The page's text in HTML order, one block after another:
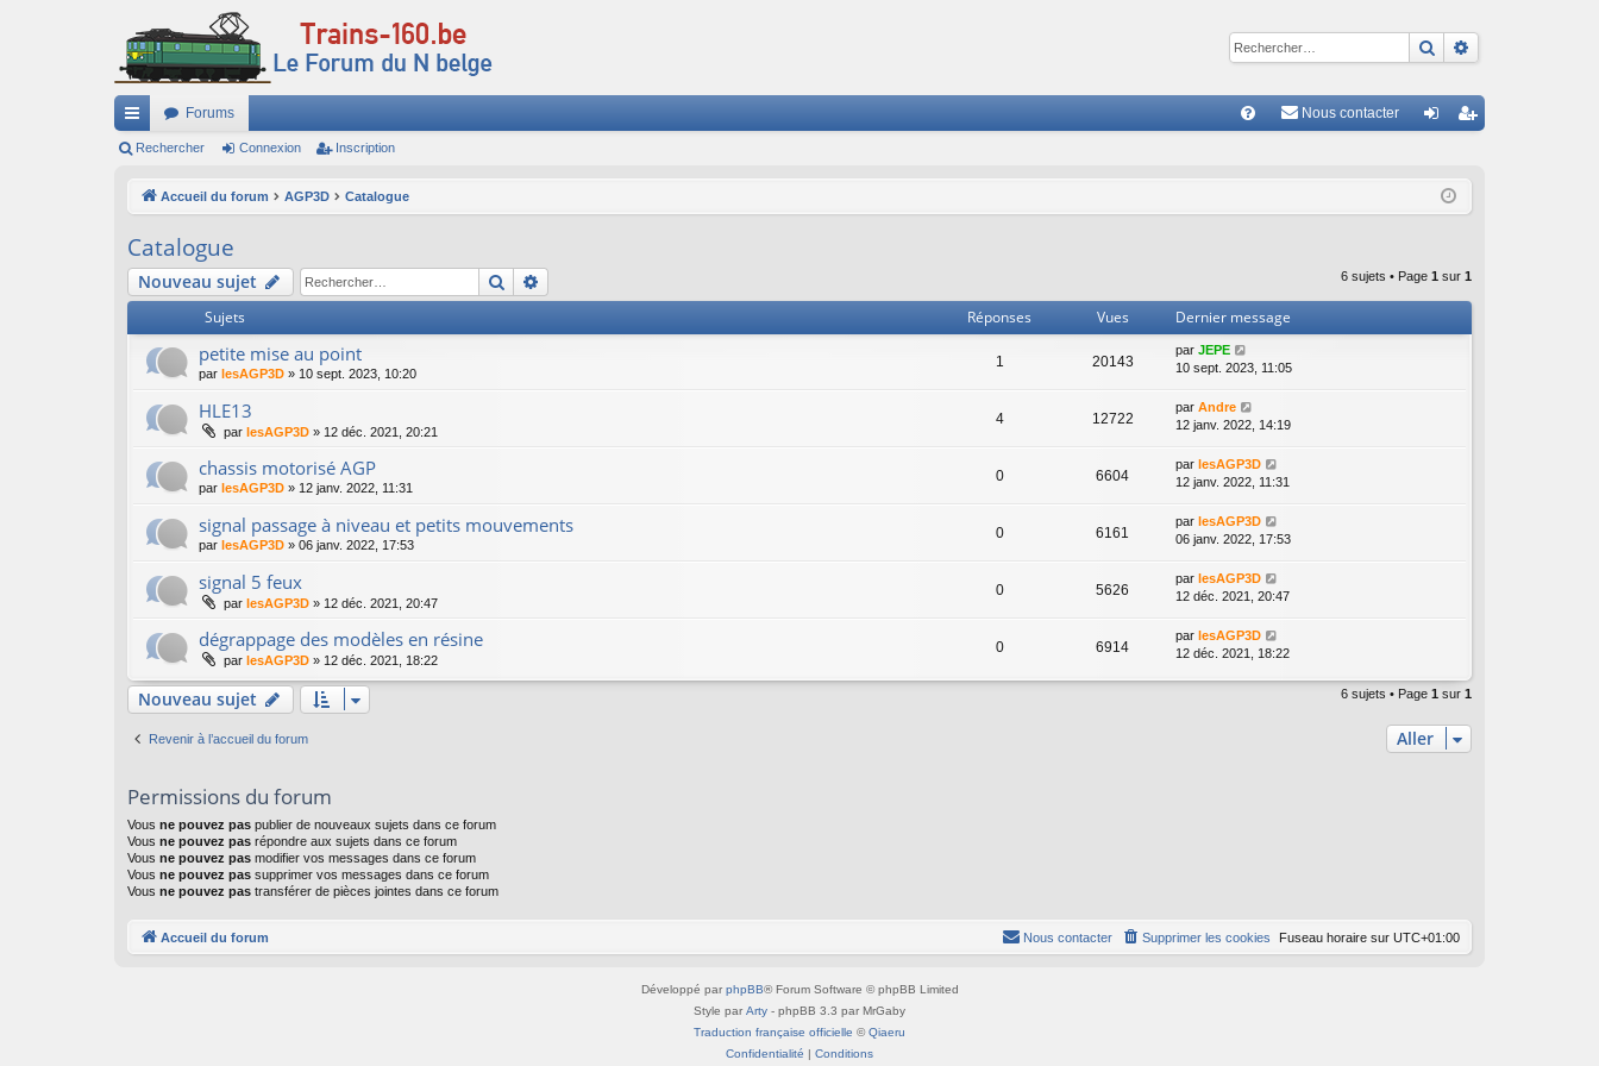
Rechercher
R
ac
ci
s
Forums Nous contacter
cri
Rechercher Connexion Inscription
Accueil du forum AGP3D Catalogue
Catalogue
Nouveau sujet Rechercher 6 sujets • Page 1 sur 1
Sujets Réponses Vues Dernier message
petite mise au point
par lesAGP3D » 10 sept. 2023, 10:20
1 20143
par JEPE
10 sept. 2023, 11:05
HLE13
par lesAGP3D » 12 déc. 2021, 20:21
4 12722
par Andre
12 janv. 2022, 14:19
chassis motorisé AGP
par lesAGP3D » 12 janv. 2022, 11:31
0 6604
par lesAGP3D
12 janv. 2022, 11:31
signal passage à niveau et petits mouvements
par lesAGP3D » 06 janv. 2022, 17:53
0 6161
par lesAGP3D
06 janv. 2022, 17:53
signal 5 feux
par lesAGP3D » 12 déc. 2021, 20:47
0 5626
par lesAGP3D
12 déc. 2021, 20:47
dégrappage des modèles en résine
par lesAGP3D » 12 déc. 2021, 18:22
0 6914
par lesAGP3D
12 déc. 2021, 18:22
Nouveau sujet 6 sujets • Page 1 sur 1
Revenir à l’accueil du forum Aller
Permissions du forum
Vous ne pouvez pas publier de nouveaux sujets dans ce forum
Vous ne pouvez pas répondre aux sujets dans ce forum
Vous ne pouvez pas modifier vos messages dans ce forum
Vous ne pouvez pas supprimer vos messages dans ce forum
Vous ne pouvez pas transférer de pièces jointes dans ce forum
Accueil du forum Fuseau horaire sur UTC+01:00
Supprimer les cookies
Nous contacter
Développé par phpBB® Forum Software © phpBB Limited
Style par Arty - phpBB 3.3 par MrGaby
Traduction française officielle ©Qiaeru
Confidentialité | Conditions